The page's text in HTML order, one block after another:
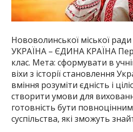
Нововолинської міської
УКРАЇНА – ЄДИНА КРАЇНА
клас. Мета: сформувати в
віхи з історії становлення
вміння розуміти єдність і
створити умови для
готовність бути
суспільства, які зможуть